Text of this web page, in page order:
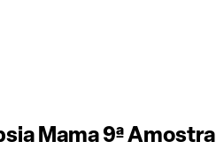
Mama 9ª Amostra